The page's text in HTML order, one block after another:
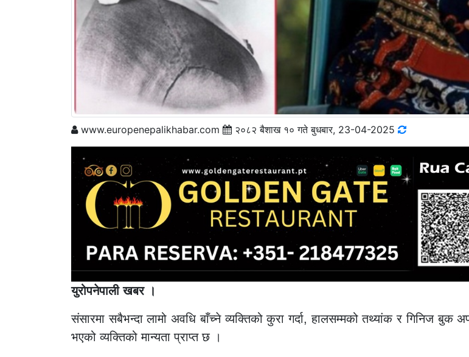
www.europenepalikhabar.com २०८२ बैशाख १० गते बुधबार, 23-04-2025
युरोपनेपाली खबर ।
संसारमा सबैभन्दा लामो अवधि बाँच्ने व्यक्तिको कुरा गर्दा, हालसम्मको तथ्यांक र गिनिज
भएको व्यक्तिको मान्यता प्राप्त छ ।